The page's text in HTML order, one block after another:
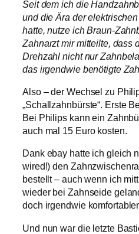
Seit dem ich die
und die Ära der
hatte, nutze ich Braun-
Zahnarzt mir mitteilte, dass
Drehzahl nicht nur
das irgendwie benötigte
Also – der Wechsel zu
„Schallzahnbürste“. Erste
Bei Philips kann ein
auch mal 15 Euro kosten.
Dank ebay hatte ich gleich
wired!) den
bestellt – auch wenn ich
wieder bei Zahnseide
doch irgendwie
Und nun war die letzte